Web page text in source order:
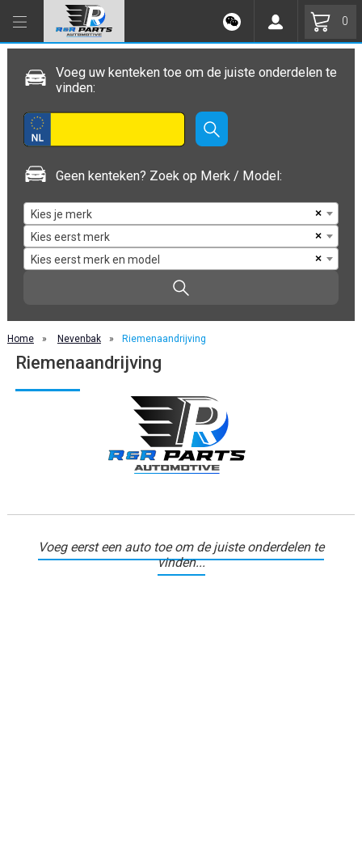
0
Voeg uw kenteken toe om de juiste onderdelen te
vinden:
Geen kenteken? Zoek op Merk / Model:
×
Kies je merk
×
Kies eerst merk
×
Kies eerst merk en model
Home » Nevenbak » Riemenaandrijving
Riemenaandrijving
Voeg eerst een auto toe om de juiste onderdelen te
vinden...